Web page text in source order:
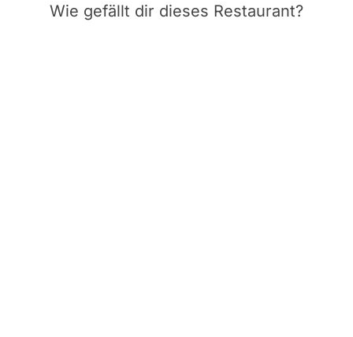
Wie gefällt dir dieses Restaurant?